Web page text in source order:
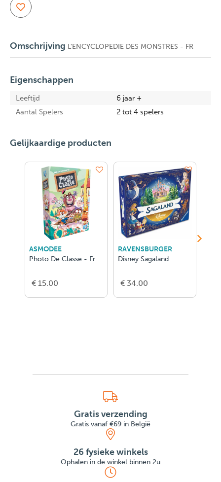
Omschrijving L'ENCYCLOPEDIE DES MONSTRES - FR
Eigenschappen
Leeftijd
6 jaar +
Aantal Spelers
2 tot 4 spelers
Gelijkaardige producten
ASMODEE
Photo De Classe - Fr
€ 15.00
RAVENSBURGER
Disney Sagaland
€ 34.00
Gratis verzending
Gratis vanaf €69 in België
26 fysieke winkels
Ophalen in de winkel binnen 2u